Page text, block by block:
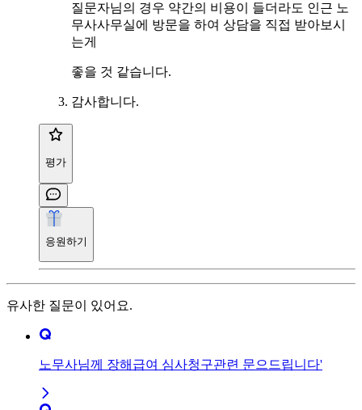
질문자님의 경우 약간의 비용이 들더라도 인근 노
무사사무실에 방문을 하여 상담을 직접 받아보시
는게
좋을 것 같습니다.
감사합니다.
평가
응원하기
유사한 질문이 있어요.
노무사님께 장해급여 심사청구관련 문으드립니다'